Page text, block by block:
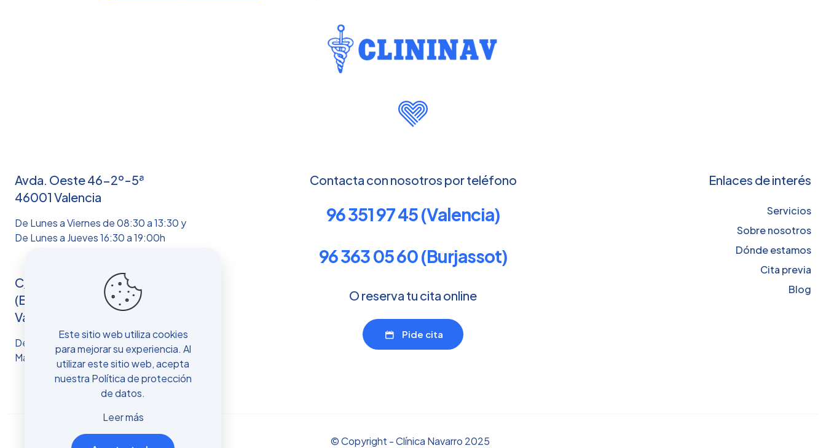
Avda. Oeste 46-2º-5ª
46001 Valencia
De Lunes a Viernes de 08:30 a 13:30 y
De Lunes a Jueves 16:30 a 19:00h
C/Colón, 10 – 3ª
(Burjassot) 46100 -
Valencia
De lunes a Viernes de 09:00 a 13:00 y
Martes y Jueves de 17:00 a 19:00
Contacta con nosotros por teléfono
96 351 97 45 (Valencia)
96 363 05 60 (Burjassot)
O reserva tu cita online
Pide cita
Enlaces de interés
Servicios
Sobre nosotros
Dónde estamos
Cita previa
Blog
© Copyright - Clínica Navarro 2025
Este sitio web utiliza cookies
para mejorar su experiencia. Al
utilizar este sitio web, acepta
nuestra Política de protección
de datos.
Leer más